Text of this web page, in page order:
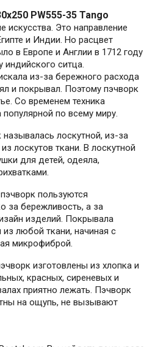
PW555-35 Tango
искусства. Это направление
и Индии. Но расцвет
в Европе и Англии в 1712 году
индийского ситца.
из-за бережного расхода
и покрывал. Поэтому пэчворк
Со временем техника
по всему миру.
лоскутной, из-за
лоскутов ткани. В лоскутной
для детей, одеяла,
пользуются
за бережливость, а за
изделий. Покрывала
из любой ткани, начиная с
микрофиброй.
изготовлены из хлопка и
красных, сиреневых и
приятно лежать. Пэчворк
на ощупь, не вызывают